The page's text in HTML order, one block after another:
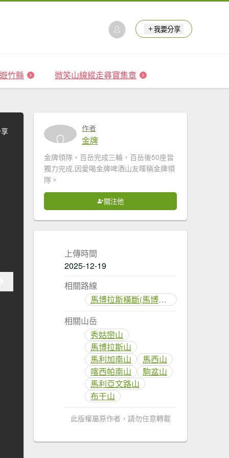
我要分享
竹縣 微笑山線縱走尋寶集章
作者
金牌
金牌領隊，百岳完成三輪，百岳後50座皆
獨力完成,因愛喝金牌啤酒山友暱稱金牌領
隊。
關注他
上傳時間
2025-12-19
相關路線
馬博拉斯橫斷(馬博橫斷)
相關山岳
秀姑巒山
馬博拉斯山
馬利加南山
馬西山
喀西帕南山
駒盆山
馬利亞文路山
布干山
此版權屬原作者，請勿任意轉載